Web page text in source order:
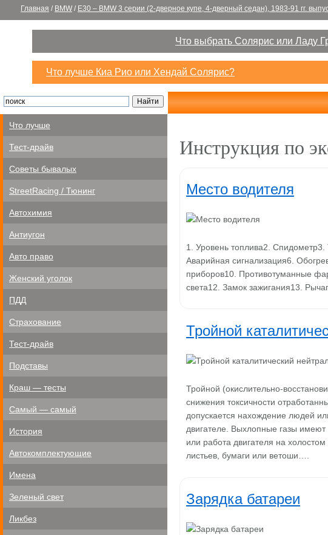
Главная / BMW / E30 – BMW 3 серии (2-дверное купе, 4-дверный седан), 1983-91 гг.
Что выбрать Солярис или Ладу
Что лучше Киа Рио или Хендай Солярис?
Что лучше
Тест-драйв
Советы бывалых
StreetRacing / Тюнинг
Автохимия
Антиугон
Авто право
Женский уголок
ПДД
Страхование
Тест-драйв
Подставы
Краш — тесты
Самый — самый
История
Автокомплектующие
Имена
Зеленый свет
Ликбез
Инструкция по
Место водителя
1. Уровень топлива2.
Аварийная сигнализация6.
приборов10. Противотуманные
света12. Замок зажигания13.
Тройной
Тройной (окислительно-
снижения токсичности
допускается нахождение людей
двигателе. Выхлопные газы
или работа двигателя на
листьев, бумаги или ветоши….
Зарядка батареи